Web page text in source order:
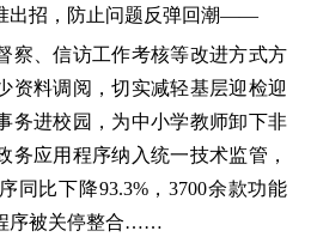
出招，防止问题反弹回潮——
、信访工作考核等改进方式方
资料调阅，切实减轻基层迎检迎
务进校园，为中小学教师卸下非
务应用程序纳入统一技术监管，
同比下降93.3%，3700余款功能
序被关停整合……